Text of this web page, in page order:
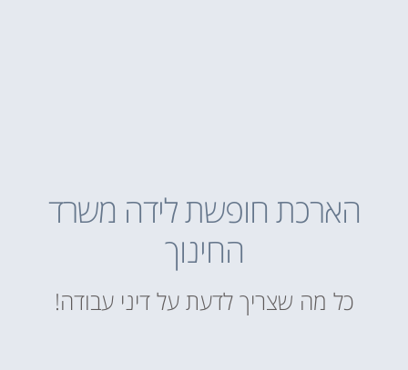
הארכת חופשת לידה משרד
החינוך
כל מה שצריך לדעת על דיני עבודה!